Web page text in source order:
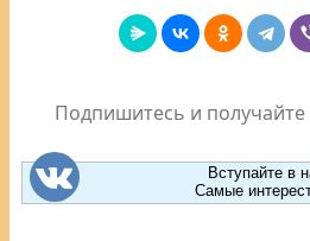
Подпишитесь и
Вступайте в
Самые